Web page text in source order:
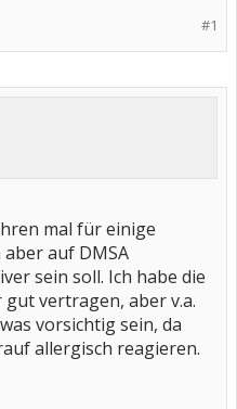
#1
mal für einige
auf DMSA
sein soll. Ich habe die
vertragen, aber v.a.
vorsichtig sein, da
allergisch reagieren.